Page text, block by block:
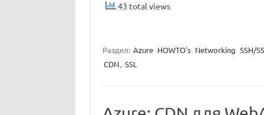
43 total views
Раздел: Azure HOWTO's Networking SSH/
CDN, SSL